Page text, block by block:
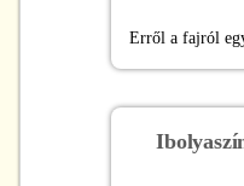
Erről a fajról